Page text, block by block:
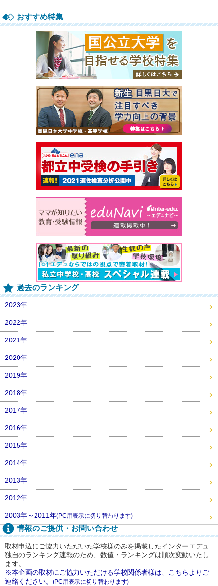
おすすめ特集
過去のランキング
2023年
2022年
2021年
2020年
2019年
2018年
2017年
2016年
2015年
2014年
2013年
2012年
2003年～2011年(PC用表示に切り替わります)
情報のご提供・お問い合わせ
取材申込にご協力いただいた学校様のみを掲載したインターエデュ
独自のランキング速報のため、数値・ランキングは順次変動いたし
ます。
※本企画の取材にご協力いただける学校関係者様は、こちらよりご
連絡ください。 (PC用表示に切り替わります)